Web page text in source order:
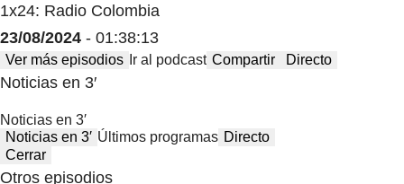
1x24: Radio Colombia
23/08/2024 - 01:38:13
Ver más episodios Ir al podcast Compartir Directo
Noticias en 3′
Noticias en 3′
Noticias en 3′ Últimos programas Directo
Cerrar
Otros episodios